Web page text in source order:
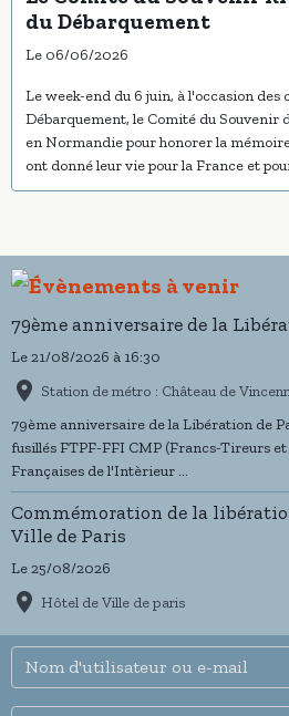
du Débarquement
Le 06/06/2026
Le week-end du 6 juin, à l'occasion
Débarquement, le Comité du Souvenir
en Normandie pour honorer la
ont donné leur vie pour la France et
79ème anniversaire de la
Le 21/08/2026 à 16:30
Station de métro : Château de
79ème anniversaire de la Libération de
fusillés FTPF-FFI CMP (Francs-Tireurs
Françaises de l'Intèrieur ...
Commémoration de la
Ville de Paris
Le 25/08/2026
Hôtel de Ville de paris